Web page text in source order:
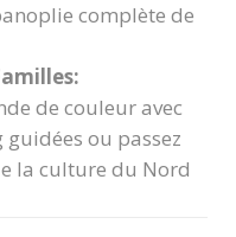
complète de
de couleur avec
ou passez
la culture du Nord